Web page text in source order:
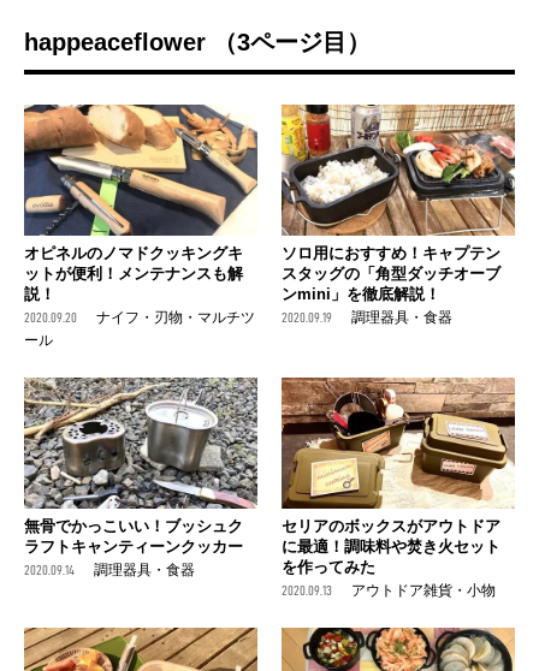
happeaceflower （3ページ目）
オピネルのノマドクッキングキ
ットが便利！メンテナンスも解
説！
2020.09.20
ナイフ・刃物・マルチツ
ール
ソロ用におすすめ！キャプテン
スタッグの「角型ダッチオーブ
ンmini」を徹底解説！
2020.09.19 調理器具・食器
無骨でかっこいい！ブッシュク
ラフトキャンティーンクッカー
2020.09.14 調理器具・食器
セリアのボックスがアウトドア
に最適！調味料や焚き火セット
を作ってみた
2020.09.13 アウトドア雑貨・小物